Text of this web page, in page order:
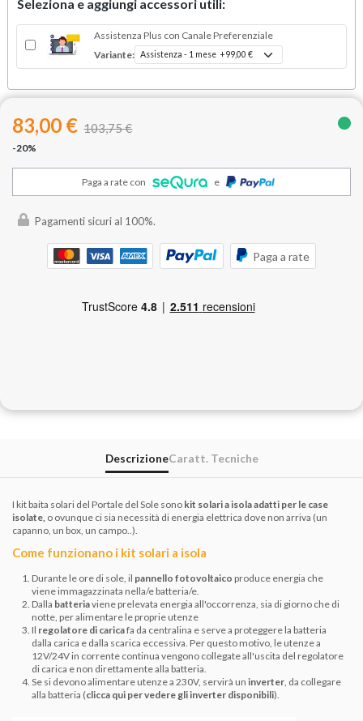
Seleziona e aggiungi accessori utili:
Assistenza Plus con Canale Preferenziale
Variante:
83,00 € 103,75 €
-20%
Paga a rate con e
Pagamenti sicuri al 100%.
Paga a rate
DescrizioneCaratt. Tecniche
I kit baita solari del Portale del Sole sono kit solari a isola adatti per le case
isolate, o ovunque ci sia necessità di energia elettrica dove non arriva (un
capanno, un box, un campo..).
Come funzionano i kit solari a isola
Durante le ore di sole, il pannello fotovoltaico produce energia che
viene immagazzinata nella/e batteria/e.
Dalla batteriaviene prelevata energia all'occorrenza, sia di giorno che di
notte, per alimentare le proprie utenze
Il regolatore di caricafa da centralina e serve a proteggere la batteria
dalla carica e dalla scarica eccessiva. Per questo motivo, le utenze a
12V/24V in corrente continua vengono collegate all'uscita del regolatore
di carica e non direttamente alla batteria.
Se si devono alimentare utenze a 230V, servirà un inverter, da collegare
alla batteria (clicca qui per vedere gli inverter disponibili).